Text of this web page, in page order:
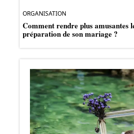
ORGANISATION
Comment rendre plus amusantes
préparation de son mariage ?